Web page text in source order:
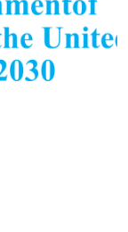
для
также